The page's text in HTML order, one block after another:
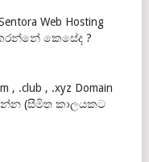
Web Hosting
කරන්නේ කෙසේද ?
.club , .xyz Domain
(සීමිත කාලයකට